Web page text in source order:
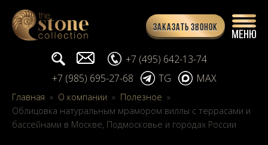
Заказать звонок
Поиск... info@stone-collection.ru
+7 (495) 642-13-74
+7 (985) 695-27-68
TG MAX
Главная » О компании » Полезное »
Облицовка натуральным мрамором виллы с террасами и
бассейнами в Москве, Подмосковье и городах России